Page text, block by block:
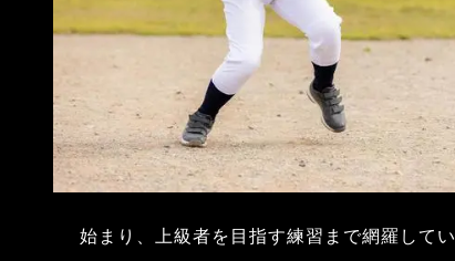
始まり、上級者を目指す練習まで網羅して